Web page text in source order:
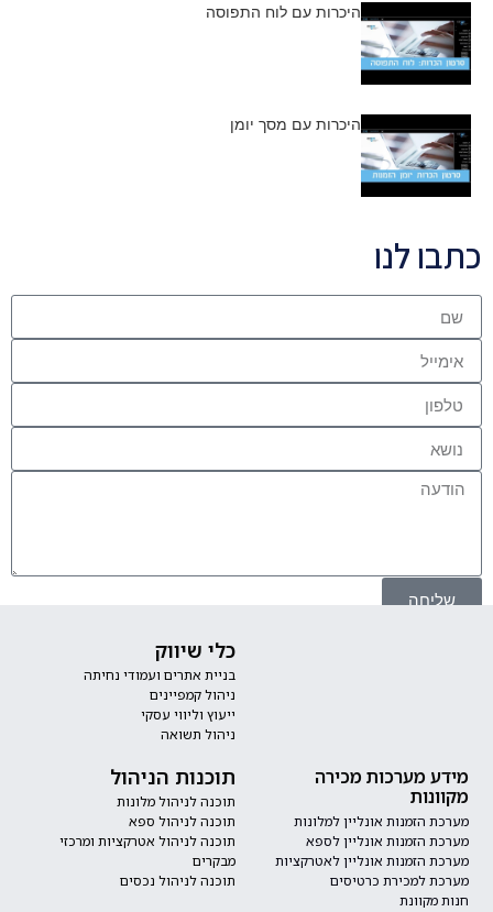
היכרות עם לוח התפוסה
היכרות עם מסך יומן
לנו
כלי שיווק
בניית אתרים ועמודי נחיתה
ניהול קמפיינים
ייעוץ וליווי עסקי
ניהול תשואה
מערכות מכירה
הזמנות אונליין למלונות
הזמנות אונליין לספא
הזמנות אונליין לאטרקציות
למכירת כרטיסים
תוכנות הניהול
תוכנה לניהול מלונות
תוכנה לניהול ספא
תוכנה לניהול אטרקציות ומרכזי
מבקרים
תוכנה לניהול נכסים